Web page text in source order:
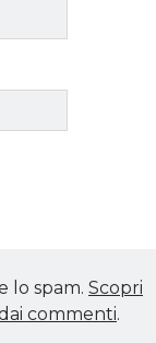
lo spam. Scopri
commenti.